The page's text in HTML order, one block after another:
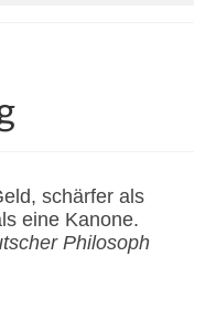
schärfer als
eine Kanone.
Philosoph